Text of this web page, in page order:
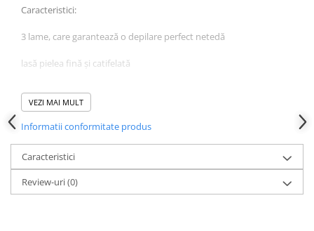
Caracteristici:
3 lame, care garantează o depilare perfect netedă
lasă pielea fină și catifelată
ajunge chiar și în zonele mai greu accesibile
este ușor de curățat sub jet de apă
cu lamele protejate de un capac
VEZI MAI MULT
Informatii conformitate produs
Caracteristici
Review-uri(0)